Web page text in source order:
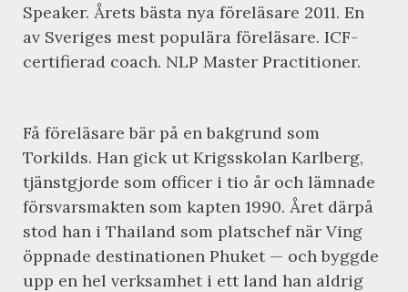
Speaker. Årets bästa nya föreläsare 2011. En
av Sveriges mest populära föreläsare. ICF-
certifierad coach. NLP Master Practitioner.
Få föreläsare bär på en bakgrund som
Torkilds. Han gick ut Krigsskolan Karlberg,
tjänstgjorde som officer i tio år och lämnade
försvarsmakten som kapten 1990. Året därpå
stod han i Thailand som platschef när Ving
öppnade destinationen Phuket — och byggde
upp en hel verksamhet i ett land han aldrig